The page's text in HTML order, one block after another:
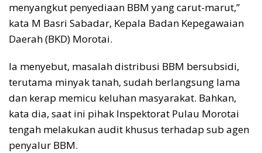
menyangkut penyediaan BBM yang carut-marut,”
kata M Basri Sabadar, Kepala Badan Kepegawaian
Daerah (BKD) Morotai.
Ia menyebut, masalah distribusi BBM bersubsidi,
terutama minyak tanah, sudah berlangsung lama
dan kerap memicu keluhan masyarakat. Bahkan,
kata dia, saat ini pihak Inspektorat Pulau Morotai
tengah melakukan audit khusus terhadap sub agen
penyalur BBM.